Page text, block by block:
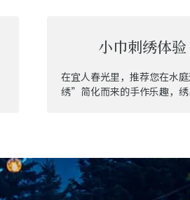
小巾刺绣体
在宜人春光里，推荐您在水
绣”简化而来的手作乐趣，